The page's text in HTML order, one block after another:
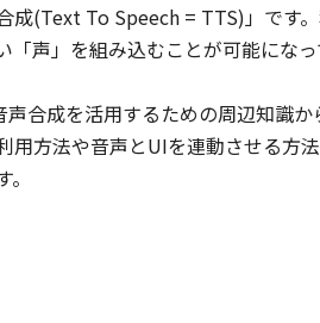
リのアップデート浸
率を上げろ！ ~in-app
を実戦投入して
てきたもの~
一人開発でつま
た時の処方箋
成(Text To Speech = TTS)」です
声」を組み込むことが可能になっ
合成を活用するための周辺知識
用方法や音声とUIを連動させる方